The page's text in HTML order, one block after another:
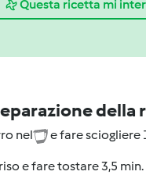
Questa ricetta mi
della
nel e fare sciogliere
e fare tostare 3,5 min.